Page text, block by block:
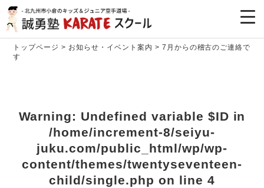
トップページ > お知らせ・イベント案内 > 7月からの稽古のご連絡で
す
Warning: Undefined variable $ID in
/home/increment-8/seiyu-
juku.com/public_html/wp/wp-
content/themes/twentyseventeen-
child/single.php on line 4